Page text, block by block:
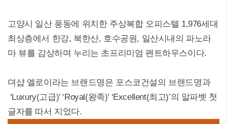
고양시 일산 풍동에 위치한 주상복합 오피스텔 1,976세대
최상층에서 한강, 북한산, 호수공원, 일산시내의 파노라
마 뷰를 감상하며 누리는 초프리미엄 펜트하우스이다.
뎌샵 엘로이라는 브랜드명은 포스코건설의 브랜드명과
‘Luxury(고급)’ ‘Royal(왕족)’ ‘Excellent(최고)’의 알파벳 첫
글자를 따서 지었다.